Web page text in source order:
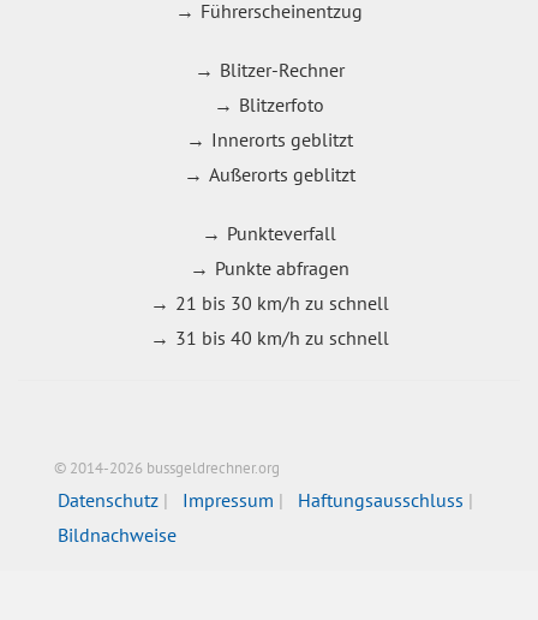
Führerscheinentzug
Blitzer-Rechner
Blitzerfoto
Innerorts geblitzt
Außerorts geblitzt
Punkteverfall
Punkte abfragen
21 bis 30 km/h zu schnell
31 bis 40 km/h zu schnell
© 2014-2026 bussgeldrechner.org
Datenschutz Impressum
Haftungsausschluss
Bildnachweise